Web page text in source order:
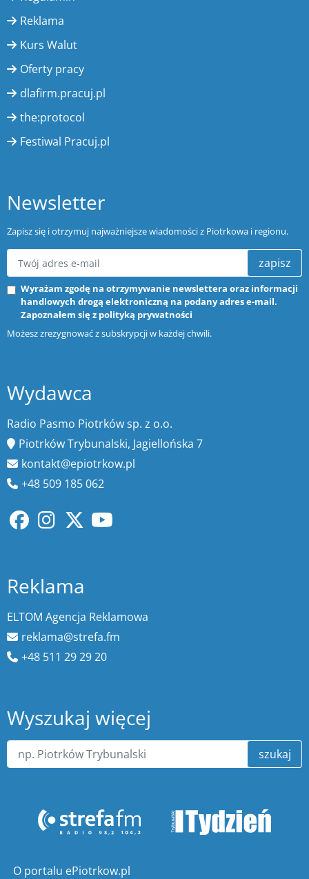
Reklama
Kurs Walut
Oferty pracy
dlafirm.pracuj.pl
the:protocol
Festiwal Pracuj.pl
Newsletter
Zapisz się i otrzymuj najważniejsze wiadomości z Piotrkowa i regionu.
zapisz
Wyrażam zgodę na otrzymywanie newslettera oraz informacji
handlowych drogą elektroniczną na podany adres e-mail.
Zapoznałem się z polityką prywatności
Możesz zrezygnować z subskrypcji w każdej chwili.
Wydawca
Radio Pasmo Piotrków sp. z o.o.
Piotrków Trybunalski, Jagiellońska 7
kontakt@epiotrkow.pl
+48 509 185 062
Reklama
ELTOM Agencja Reklamowa
reklama@strefa.fm
+48 511 29 29 20
Wyszukaj więcej
szukaj
O portalu ePiotrkow.pl